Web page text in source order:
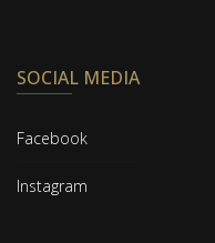
SOCIAL MEDIA
Facebook
Instagram